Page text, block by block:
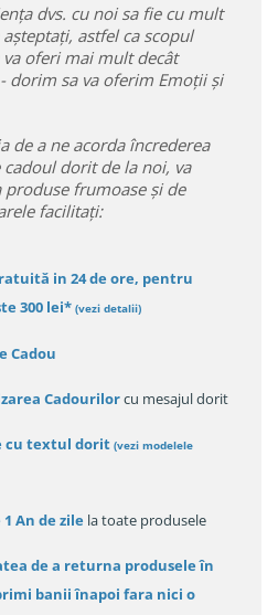
dvs. cu noi sa fie cu mult
așteptați, astfel ca scopul
oferi mai mult decât
dorim sa va oferim Emoții și
de a ne acorda încrederea
cadoul dorit de la noi, va
frumoase și de
facilitați:
in 24 de ore, pentru
300 lei* (vezi detalii)
Cadou
Cadourilorcu mesajul dorit
cu textul dorit (vezi modelele
1 An de zile la toate produsele
de a returna produsele în
banii înapoi fara nici o